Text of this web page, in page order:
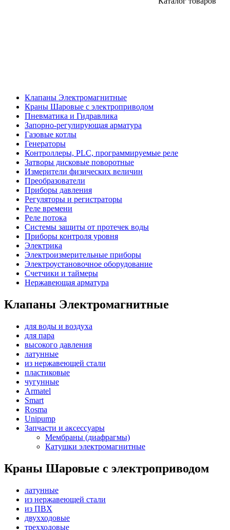
Клапаны Электромагнитные
Краны Шаровые с электроприводом
Пневматика и Гидравлика
Запорно-регулирующая арматура
Газовые котлы
Генераторы
Контроллеры, PLС, программируемые реле
Затворы дисковые поворотные
Измерители физических величин
Преобразователи
Приборы давления
Регуляторы и регистраторы
Реле времени
Реле потока
Системы защиты от протечек воды
Приборы контроля уровня
Электрика
Электроизмерительные приборы
Электроустановочное оборудование
Счетчики и таймеры
Нержавеющая арматура
Клапаны Электромагнитные
для воды и воздуха
для пара
высокого давления
латунные
из нержавеющей стали
пластиковые
чугунные
Armatel
Smart
Rosma
Unipump
Запчасти и аксессуары
Мембраны (диафрагмы)
Катушки электромагнитные
Краны Шаровые с электроприводом
латунные
из нержавеющей стали
из ПВХ
двухходовые
трехходовые